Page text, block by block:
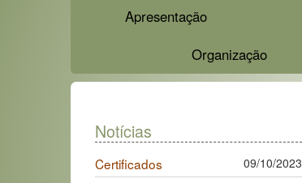
Apresentação
Organização
Notícias
Certificados 09/10/2023